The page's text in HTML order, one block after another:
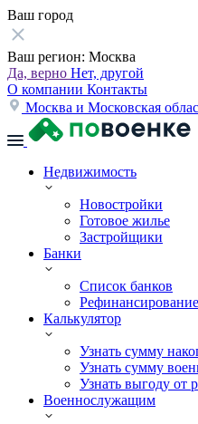
Ваш город
Ваш регион: Москва
Да, верно Нет, другой
О компании Контакты
Москва и Московская
Недвижимость
Новостройки
Готовое жилье
Застройщики
Банки
Список банков
Рефинансирование
Калькулятор
Узнать сумму
Узнать сумму
Узнать выгоду от
Военнослужащим